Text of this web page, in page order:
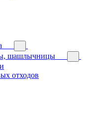
шашлычницы
отходов